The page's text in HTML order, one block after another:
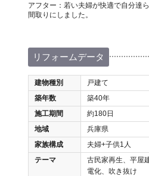
アフター：若い夫婦が快適で自分達
間取りにしました。
リフォームデータ
建物種別
戸建て
築年数
築40年
施工期間
約180日
地域
兵庫県
家族構成
夫婦+子供1人
テーマ
古民家再生、平屋
電化、吹き抜け